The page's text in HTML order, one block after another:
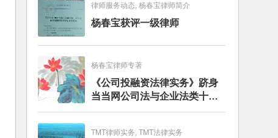
律师服务动态, 杨春宝律师简介
杨春宝获评一级律师
杨春宝律师专著
《公司投融资法律实务》跻身
当当网公司法与企业法类十大
畅销图书榜
TMT律师实务, TMT法律实务